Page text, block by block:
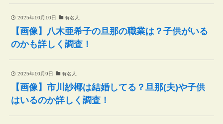
2025年10月10日 有名人
【画像】八木亜希子の旦那の職業は？子供がいる
のかも詳しく調査！
2025年10月9日 有名人
【画像】市川紗椰は結婚してる？旦那(夫)や子供
はいるのか詳しく調査！